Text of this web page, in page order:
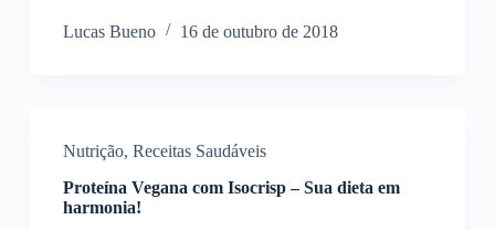
Lucas Bueno 16 de outubro de 2018
Nutrição, Receitas Saudáveis
Proteína Vegana com Isocrisp – Sua dieta em
harmonia!